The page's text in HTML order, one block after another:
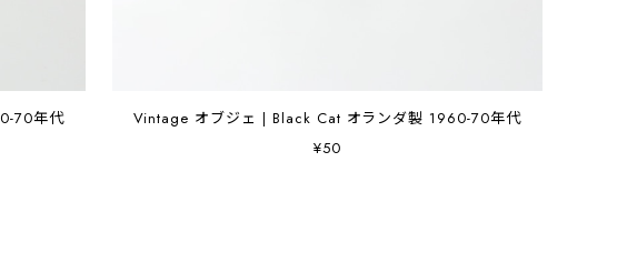
70年代
Vintage オブジェ | Black Cat オランダ製 1960-70年代
¥50